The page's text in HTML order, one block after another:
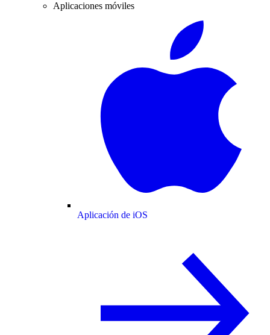
Aplicaciones móviles
Aplicación de iOS